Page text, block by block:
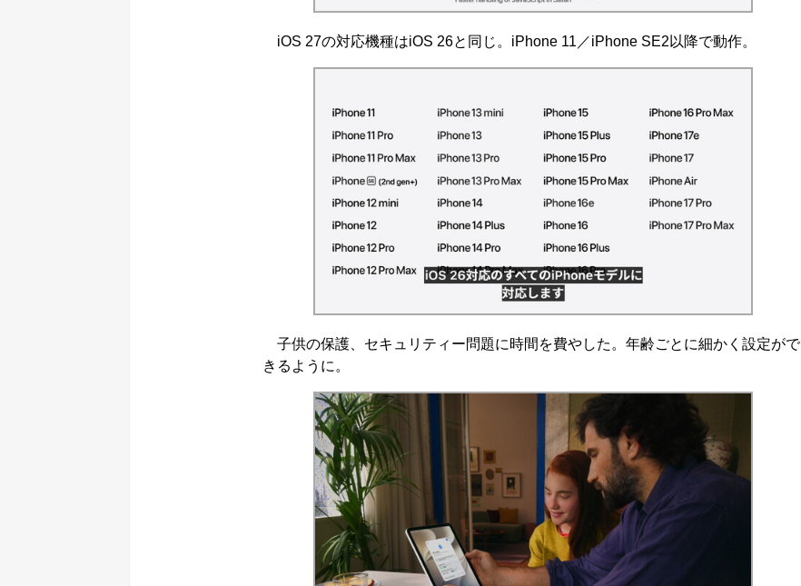
iOS 27の対応機種はiOS 26と同じ。iPhone 11／iPhone SE2以降で動作。
子供の保護、セキュリティー問題に時間を費やした。年齢ごとに細かく設定がで
きるように。